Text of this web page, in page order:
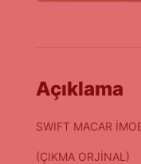
Açıklama
SWIFT MACAR
(ÇIKMA ORJİNAL)